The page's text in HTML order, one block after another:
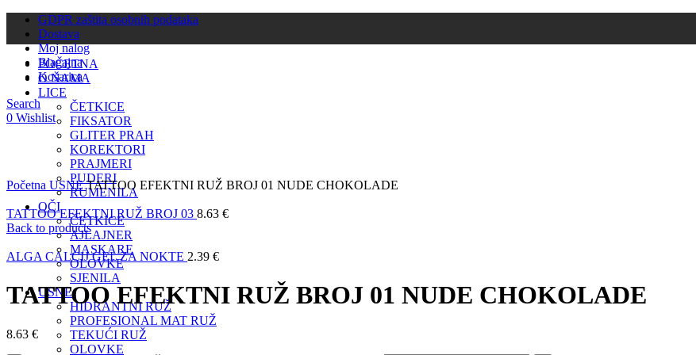
GDPR zaštita osobnih podataka
Dostava
Moj nalog
Blagajna
Košarica
Search
0 Wishlist
POČETNA
O NAMA
LICE
ČETKICE
FIKSATOR
GLITER PRAH
KOREKTORI
PRAJMERI
PUDERI
RUMENILA
OČI
ČETKICE
AJLAJNER
MASKARE
OLOVKE
SJENILA
USNE
HIDRANTNI RUŽ
PROFESIONAL MAT RUŽ
TEKUĆI RUŽ
OLOVKE
Click to enlarge
Početna USNETATTOO EFEKTNI RUŽ BROJ 01 NUDE CHOKOLADE
TATTOO EFEKTNI RUŽ BROJ 03 8.63 €
Back to products
ALGA CALCIJ GEL ZA NOKTE 2.39 €
TATTOO EFEKTNI RUŽ BROJ 01 NUDE CHOKOLADE
8.63 €